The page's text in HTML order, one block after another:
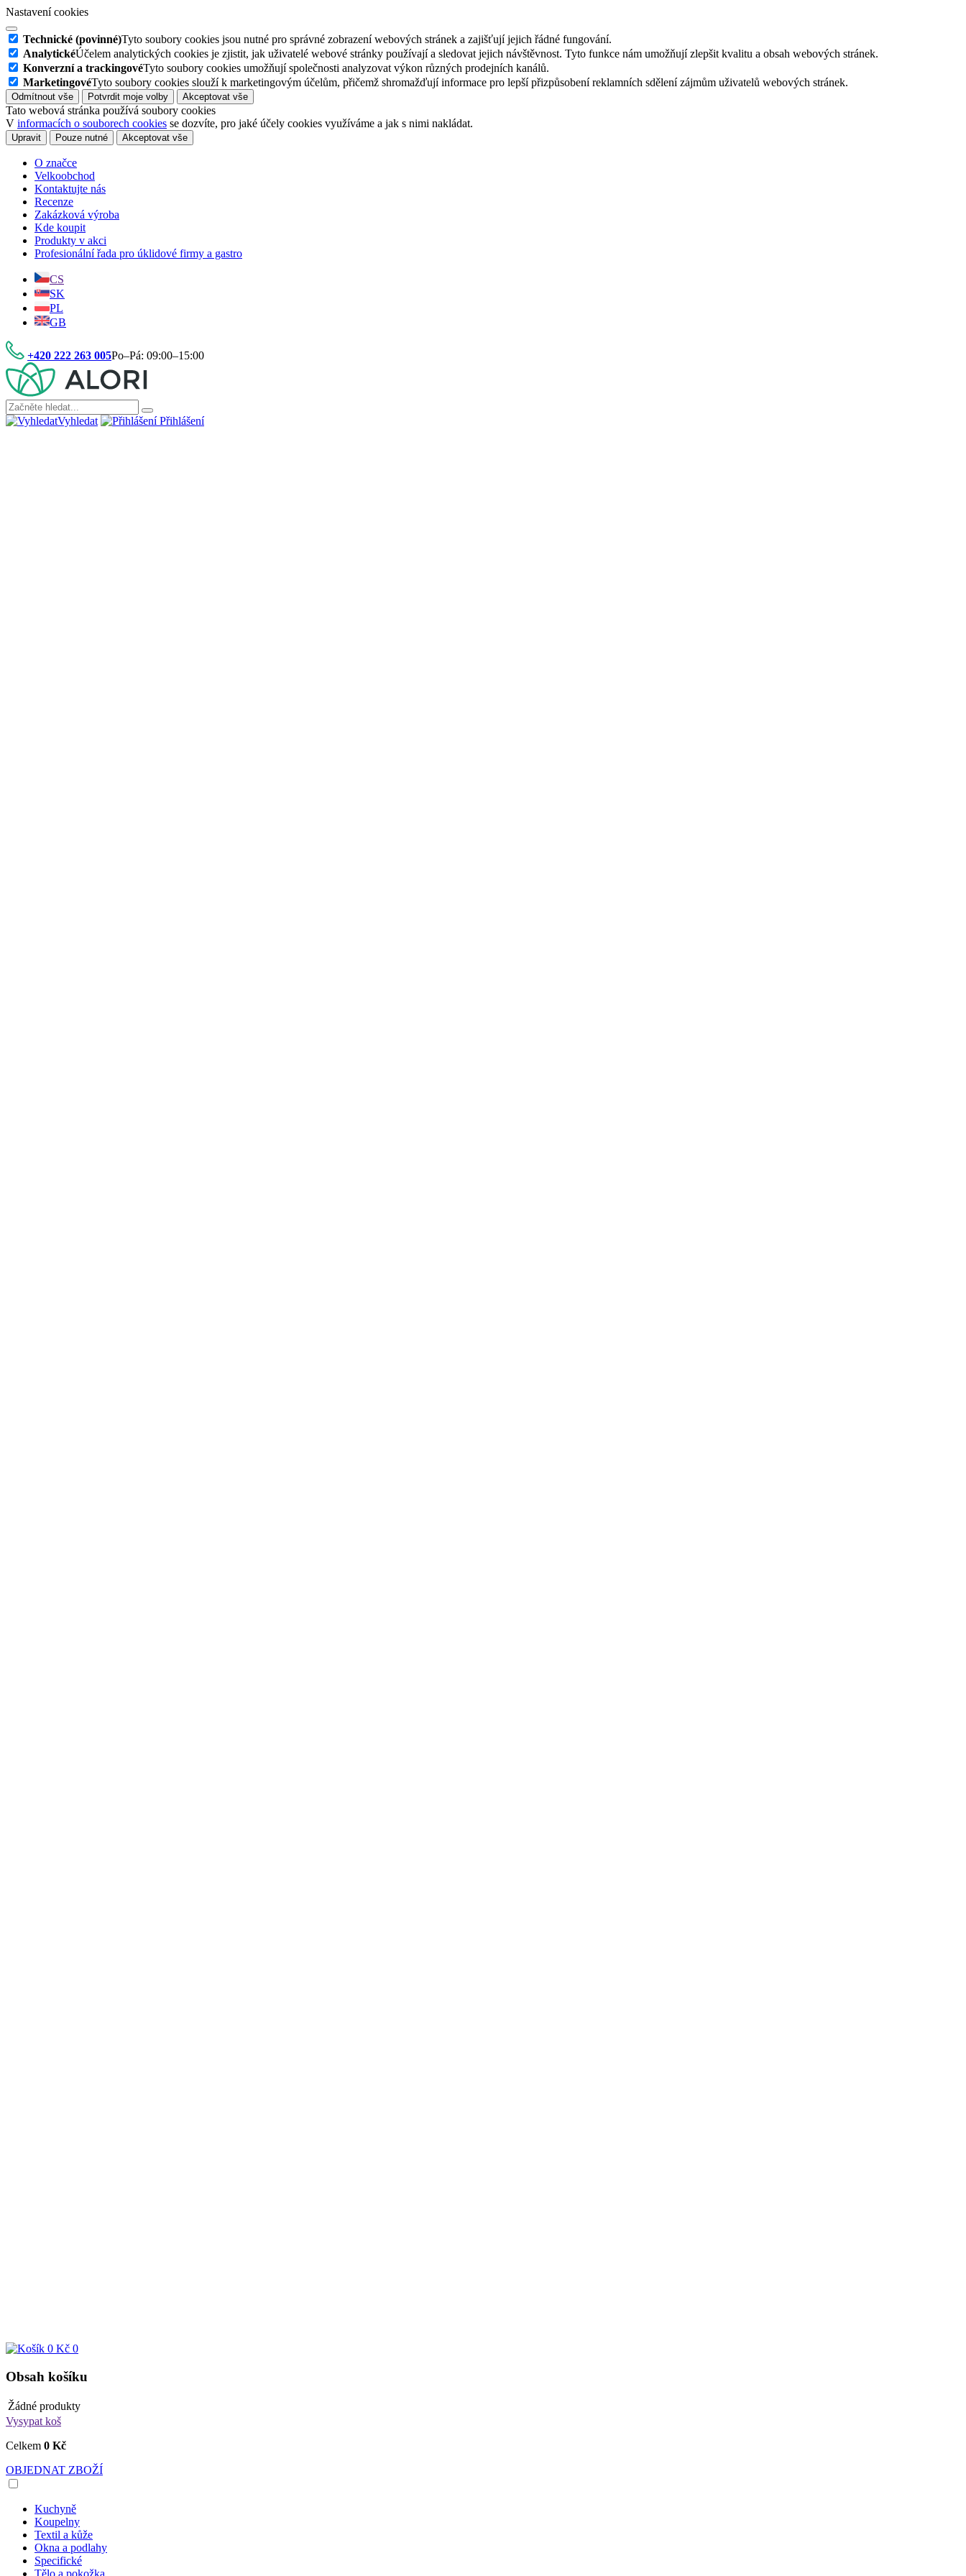
Nastavení cookies
Technické (povinné)Tyto soubory cookies jsou nutné pro správné zobrazení webových stránek a zajišťují jejich řádné fungování.
AnalytickéÚčelem analytických cookies je zjistit, jak uživatelé webové stránky používají a sledovat jejich návštěvnost. Tyto funkce nám umožňují zlepšit kvalitu a obsah webových stránek.
Konverzní a trackingovéTyto soubory cookies umožňují společnosti analyzovat výkon různých prodejních kanálů.
MarketingovéTyto soubory cookies slouží k marketingovým účelům, přičemž shromažďují informace pro lepší přizpůsobení reklamních sdělení zájmům uživatelů webových stránek.
Odmítnout vše Potvrdit moje volby Akceptovat vše
Tato webová stránka používá soubory cookies
V informacích o souborech cookies se dozvíte, pro jaké účely cookies využíváme a jak s nimi nakládat.
Upravit Pouze nutné Akceptovat vše
O značce
Velkoobchod
Kontaktujte nás
Recenze
Zakázková výroba
Kde koupit
Produkty v akci
Profesionální řada pro úklidové firmy a gastro
CS
SK
PL
GB
+420 222 263 005Po–Pá: 09:00–15:00
Vyhledat Přihlášení
0 Kč 0
Obsah košíku
Žádné produkty
Vysypat koš
Celkem 0 Kč
OBJEDNAT ZBOŽÍ
Kuchyně
Koupelny
Textil a kůže
Okna a podlahy
Specifické